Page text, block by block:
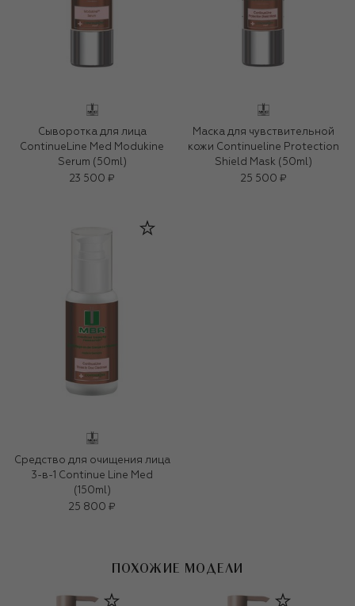
Сыворотка для лица
ContinueLine Med Modukine
Serum (50ml)
23 500 ₽
Маска для чувствительной
кожи Continueline Protection
Shield Mask (50ml)
25 500 ₽
Средство для очищения лица
3-в-1 Continue Line Med
(150ml)
25 800 ₽
ПОХОЖИЕ МОДЕЛИ